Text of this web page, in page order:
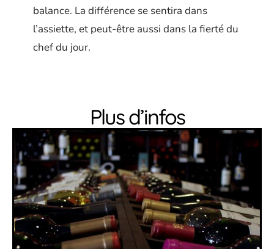
balance. La différence se sentira dans
l’assiette, et peut-être aussi dans la fierté du
chef du jour.
Plus d’infos